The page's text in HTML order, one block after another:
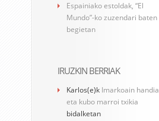
Espainiako estoldak, “El
Mundo”-ko zuzendari baten
begietan
IRUZKIN BERRIAK
Karlos(e)k Imarkoain handia
eta kubo marroi txikia
bidalketan